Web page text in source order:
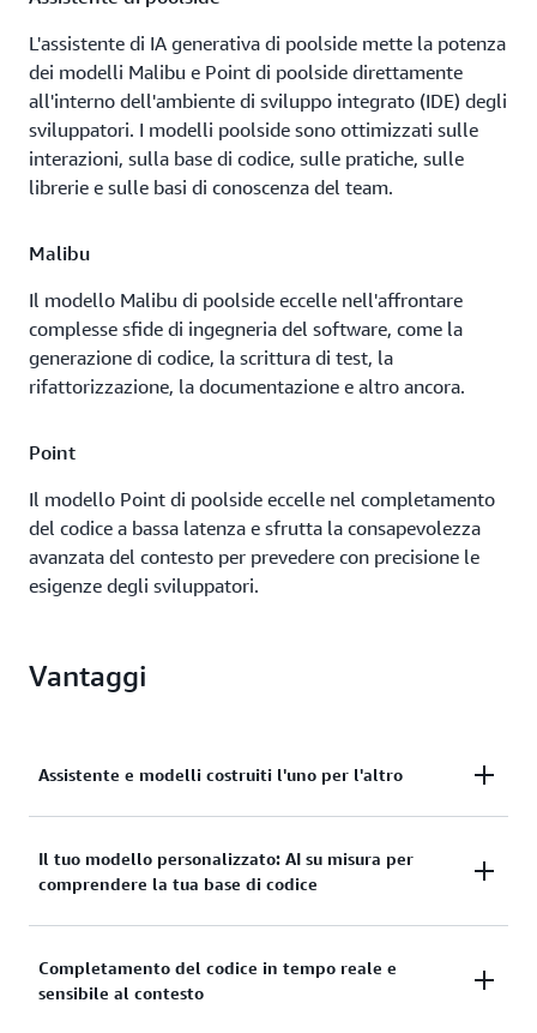
L'assistente di IA generativa di poolside mette la potenza
dei modelli Malibu e Point di poolside direttamente
all'interno dell'ambiente di sviluppo integrato (IDE) degli
sviluppatori. I modelli poolside sono ottimizzati sulle
interazioni, sulla base di codice, sulle pratiche, sulle
librerie e sulle basi di conoscenza del team.
Malibu
Il modello Malibu di poolside eccelle nell'affrontare
complesse sfide di ingegneria del software, come la
generazione di codice, la scrittura di test, la
rifattorizzazione, la documentazione e altro ancora.
Point
Il modello Point di poolside eccelle nel completamento
del codice a bassa latenza e sfrutta la consapevolezza
avanzata del contesto per prevedere con precisione le
esigenze degli sviluppatori.
Vantaggi
Assistente e modelli costruiti l'uno per l'altro
ottimale ai team di progettazione su larga scala.
Il tuo modello personalizzato: AI su misura per
comprendere la tua base di codice
base di codice e sulla documentazione specifiche per
ottenere suggerimenti sempre più pertinenti e
Completamento del codice in tempo reale e
sensibile al contesto